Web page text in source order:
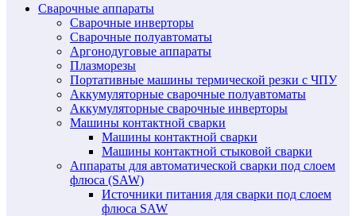
Сварочные аппараты
Сварочные инверторы
Сварочные полуавтоматы
Аргонодуговые аппараты
Плазморезы
Портативные машины термической резки с ЧПУ
Аккумуляторные сварочные полуавтоматы
Аккумуляторные сварочные инверторы
Машины контактной сварки
Машины контактной сварки
Машины контактной стыковой сварки
Аппараты для автоматической сварки под слоем
флюса (SAW)
Источники питания для сварки под слоем
флюса SAW